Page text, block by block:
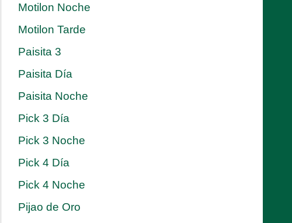
Motilon Noche
Motilon Tarde
Paisita 3
Paisita Día
Paisita Noche
Pick 3 Día
Pick 3 Noche
Pick 4 Día
Pick 4 Noche
Pijao de Oro